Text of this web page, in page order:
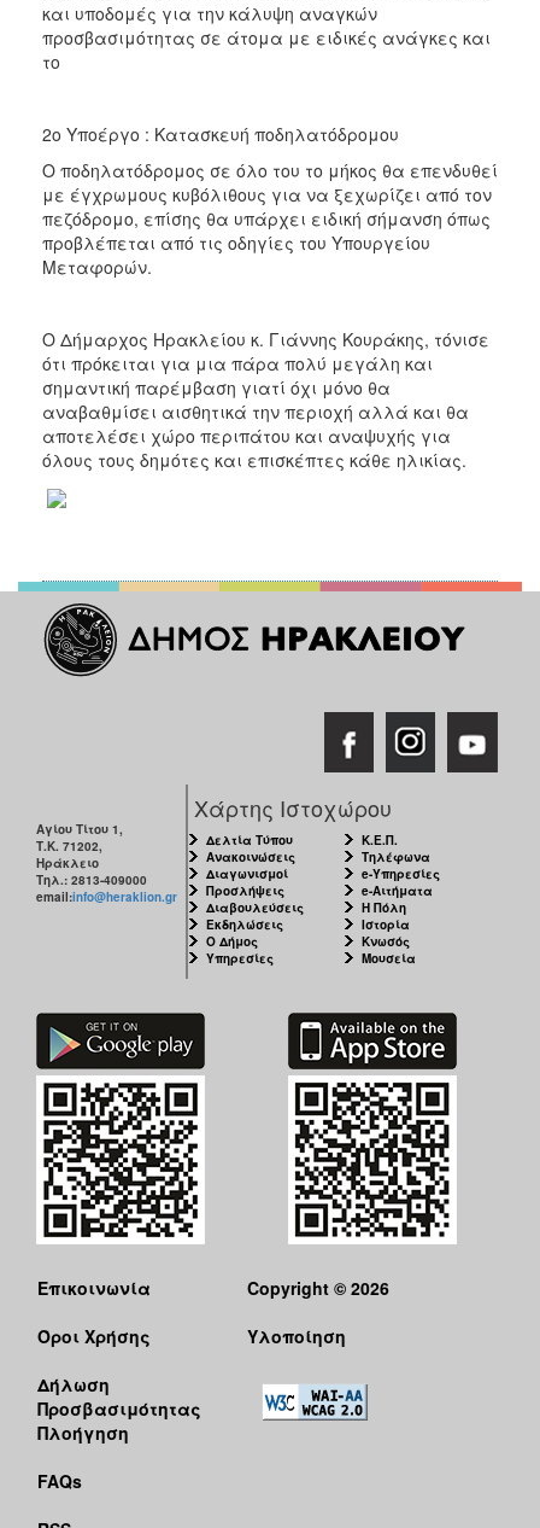
και υποδομές για την κάλυψη αναγκών
προσβασιμότητας σε άτομα με ειδικές ανάγκες και
το
2ο Υποέργο : Κατασκευή ποδηλατόδρομου
Ο ποδηλατόδρομος σε όλο του το μήκος θα επενδυθεί
με έγχρωμους κυβόλιθους για να ξεχωρίζει από τον
πεζόδρομο, επίσης θα υπάρχει ειδική σήμανση όπως
προβλέπεται από τις οδηγίες του Υπουργείου
Μεταφορών.
Ο Δήμαρχος Ηρακλείου κ. Γιάννης Κουράκης, τόνισε
ότι πρόκειται για μια πάρα πολύ μεγάλη και
σημαντική παρέμβαση γιατί όχι μόνο θα
αναβαθμίσει αισθητικά την περιοχή αλλά και θα
αποτελέσει χώρο περιπάτου και αναψυχής για
όλους τους δημότες και επισκέπτες κάθε ηλικίας.
Αγίου Τίτου 1,
Τ.Κ. 71202,
Ηράκλειο
Τηλ.: 2813-409000
email:info@heraklion.gr
Χάρτης Ιστοχώρου
Δελτία Τύπου
Ανακοινώσεις
Διαγωνισμοί
Προσλήψεις
Διαβουλεύσεις
Εκδηλώσεις
Ο Δήμος
Υπηρεσίες
Κ.Ε.Π.
Τηλέφωνα
e-Υπηρεσίες
e-Αιτήματα
Η Πόλη
Ιστορία
Κνωσός
Μουσεία
Επικοινωνία
Όροι Χρήσης
Δήλωση
Προσβασιμότητας
Πλοήγηση
FAQs
Copyright © 2026
Υλοποίηση